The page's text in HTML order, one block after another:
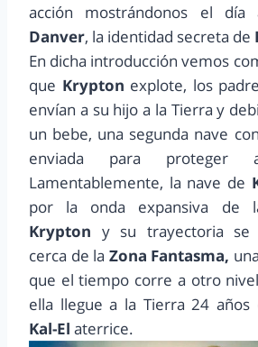
acción mostrándonos el
Danver, la identidad secreta de
En dicha introducción vemos
que Krypton explote, los
envían a su hijo a la Tierra y
un bebe, una segunda nave
enviada para
Lamentablemente, la nave de
por la onda expansiva de
Krypton y su trayectoria se
cerca de la Zona Fantasma,
que el tiempo corre a otro
ella llegue a la Tierra 24 años
Kal-El aterrice.